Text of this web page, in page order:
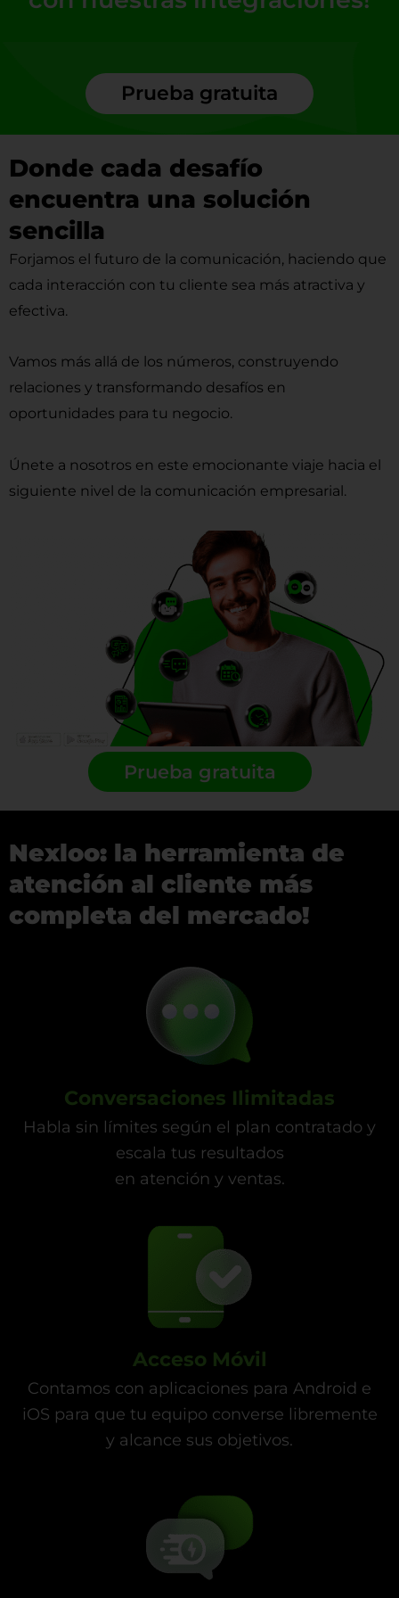
Prueba gratuita
Donde cada desafío
encuentra una solución
sencilla
Forjamos el futuro de la comunicación, haciendo que
cada interacción con tu cliente sea más atractiva y
efectiva.
Vamos más allá de los números, construyendo
relaciones y transformando desafíos en
oportunidades para tu negocio.
Únete a nosotros en este emocionante viaje hacia el
siguiente nivel de la comunicación empresarial.
Prueba gratuita
Nexloo: la herramienta de
atención al cliente más
completa del mercado!
Conversaciones Ilimitadas
Habla sin límites según el plan contratado y
escala tus resultados
en atención y ventas.
Acceso Móvil
Contamos con aplicaciones para Android e
iOS para que tu equipo converse libremente
y alcance sus objetivos.